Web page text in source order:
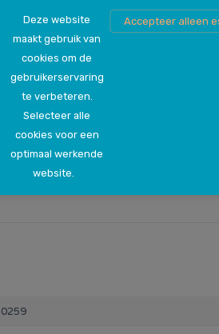
Deze website
maakt gebruik van
cookies om de
gebruikerservaring
te verbeteren.
Selecteer alle
cookies voor een
optimaal werkende
website.
Accepteer alleen